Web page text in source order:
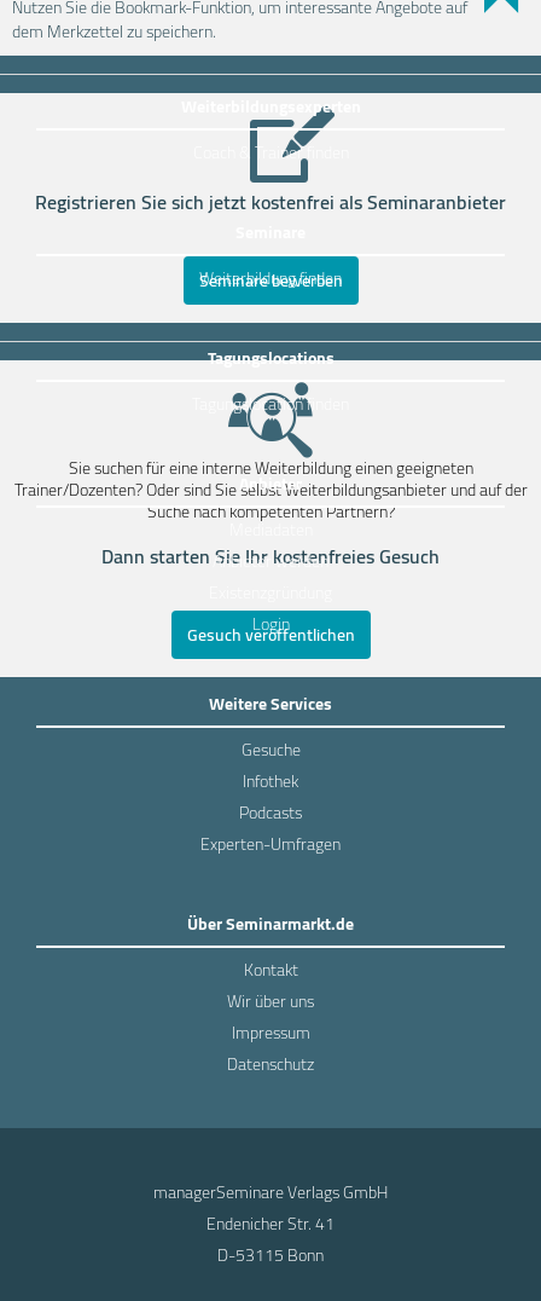
Nutzen Sie die Bookmark-Funktion, um interessante Angebote auf
dem Merkzettel zu speichern.
Registrieren Sie sich jetzt kostenfrei als Seminaranbieter
Seminare bewerben
Sie suchen für eine interne Weiterbildung einen geeigneten
Trainer/Dozenten? Oder sind Sie selbst Weiterbildungsanbieter und auf der
Suche nach kompetenten Partnern?
Dann starten Sie Ihr kostenfreies Gesuch
Gesuch veröffentlichen
Weiterbildung einfach finden
Weiterbildungsexperten
Coach & Trainer finden
Weiterbildung finden
Tagungslocations
Tagungslocation finden
Anbieter
Mediadaten
Anbieter werden
Login
Weitere Services
Gesuche
Infothek
Podcasts
Experten-Umfragen
Über Seminarmarkt.de
Kontakt
Wir über uns
Impressum
Datenschutz
managerSeminare Verlags GmbH
Endenicher Str. 41
D-53115 Bonn